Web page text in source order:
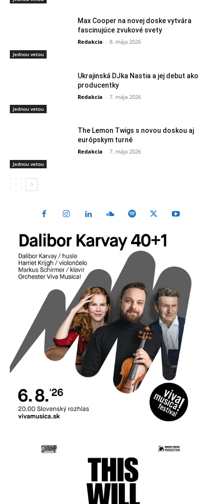
Jednou vetou
Max Cooper na novej doske vytvára
fascinujúce zvukové svety
Redakcia - 8. mája 2026
Jednou vetou
Ukrajinská DJka Nastia a jej debut ako
producentky
Redakcia - 7. mája 2026
Jednou vetou
The Lemon Twigs s novou doskou aj
európskym turné
Redakcia - 7. mája 2026